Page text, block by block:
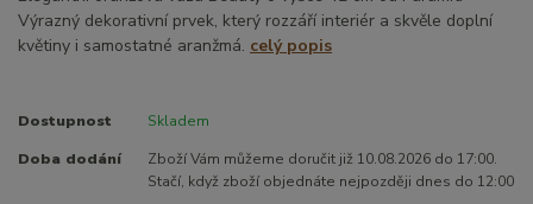
Výrazný dekorativní prvek, který rozzáří interiér a skvěle doplní
květiny i samostatné aranžmá. celý popis
Dostupnost Skladem
Doba dodání
Zboží Vám můžeme doručit již 10.08.2026 do 17:00.
Stačí, když zboží objednáte nejpozději dnes do 12:00